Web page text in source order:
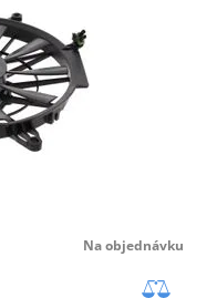
Na objednávku